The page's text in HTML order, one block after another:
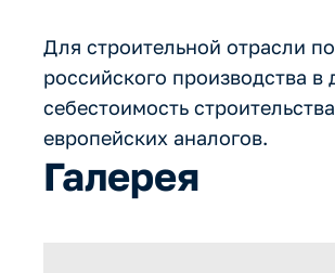
Для строительной отрасли
российского производства
себестоимость
европейских аналогов.
Галерея